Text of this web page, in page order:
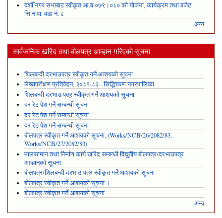
दशौँ नगर सभाबाट स्वीकृत आ.व.०७९।०८० को योजना, कार्यक्रम तथा बजेट
सि.न.पा. वडा नं. ८
अन्य
सार्वजनिक खरिद तथा बोलपत्र आव्हान गरिएको सूचना
शिलबन्दी दरभाउपत्र स्वीकृत गर्ने आशयको सूचना
लेखापरीक्षण प्रतिवेदन, २०८१-८२ - सिद्धिचरण नगरपालिका
शिलबन्दी दरभाउ पत्र स्वीकृत गर्ने आशयको सूचना
दर रेट पेश गर्ने सम्बन्धी सूचना
दर रेट पेश गर्ने सम्बन्धी सूचना
दर रेट पेश गर्ने सम्बन्धी सूचना
बोलपत्र स्वीकृत गर्ने आशयको सूचना, (Works/NCB/26/2082/83,
Works/NCB/27/2082/83)
मालसामान तथा निर्माण कार्य खरिद सम्बन्धी विद्युतीय बोलपत्र/दरभाउपत्र
आव्हानको सूचना
बोलपत्र/शिलबन्दी दरभाउ पत्र स्वीकृत गर्ने आशयको सूचना
बोलपत्र स्वीकृत गर्ने आशयको सूचना ।
बोलपत्र स्वीकृत गर्ने आशयको सूचना
अन्य